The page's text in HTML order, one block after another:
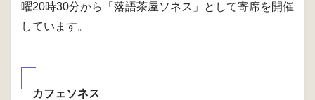
曜20時30分から「落語茶屋ソネス」として寄席を開催
しています。
カフェソネス